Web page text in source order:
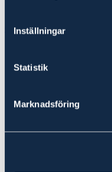
Inställningar
Statistik
Marknadsföring
Göteborg,Mellerud